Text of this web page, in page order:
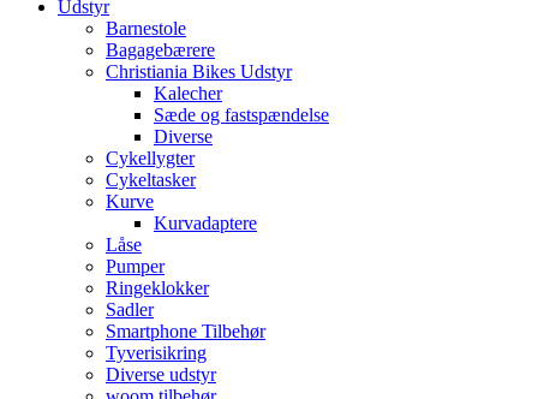
Udstyr
Barnestole
Bagagebærere
Christiania Bikes Udstyr
Kalecher
Sæde og fastspændelse
Diverse
Cykellygter
Cykeltasker
Kurve
Kurvadaptere
Låse
Pumper
Ringeklokker
Sadler
Smartphone Tilbehør
Tyverisikring
Diverse udstyr